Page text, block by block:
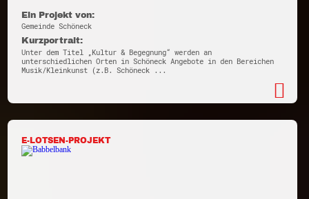
Ein Projekt von:
Gemeinde Schöneck
Kurzportrait:
Unter dem Titel „Kultur & Begegnung“ werden an
unterschiedlichen Orten in Schöneck Angebote in den Bereichen
Musik/Kleinkunst (z.B. Schöneck ...
E-LOTSEN-PROJEKT